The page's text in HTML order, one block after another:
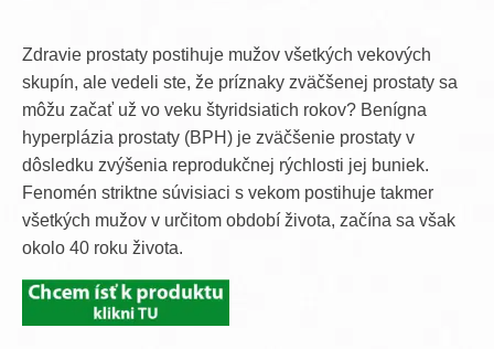
Zdravie prostaty postihuje mužov všetkých vekových
skupín, ale vedeli ste, že príznaky zväčšenej prostaty sa
môžu začať už vo veku štyridsiatich rokov? Benígna
hyperplázia prostaty (BPH) je zväčšenie prostaty v
dôsledku zvýšenia reprodukčnej rýchlosti jej buniek.
Fenomén striktne súvisiaci s vekom postihuje takmer
všetkých mužov v určitom období života, začína sa však
okolo 40 roku života.